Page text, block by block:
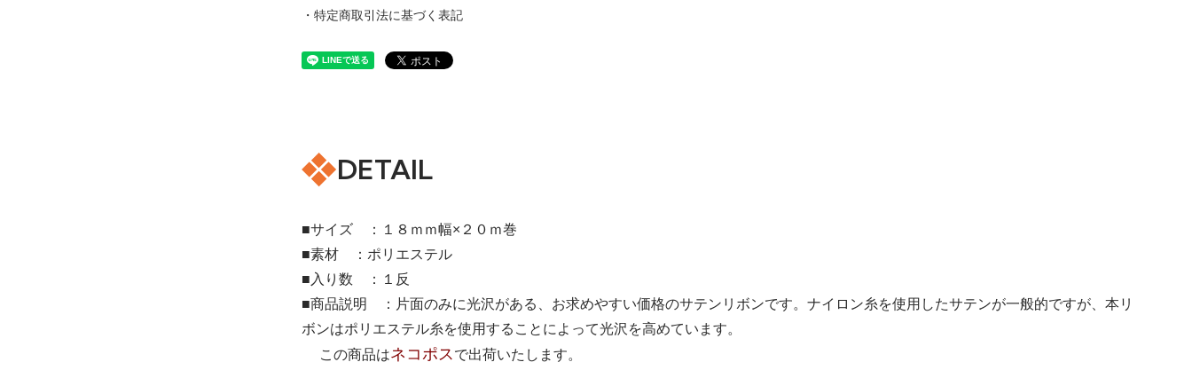
・特定商取引法に基づく表記
DETAIL
■サイズ ：１８ｍｍ幅×２０ｍ巻
■素材 ：ポリエステル
■入り数 ：１反
■商品説明 ：片面のみに光沢がある、お求めやすい価格のサテンリボンです。ナイロン糸を使用したサテンが一般的ですが、本リ
ボンはポリエステル糸を使用することによって光沢を高めています。
この商品はネコポス で出荷いたします。